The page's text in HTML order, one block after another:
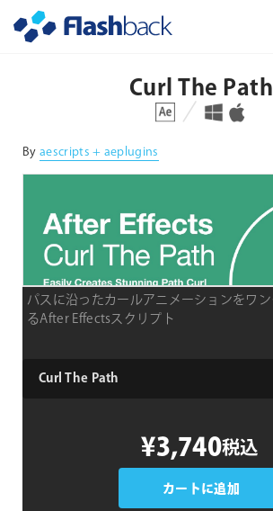
Curl The Path
対応プラットフォーム 対応OS
By aescripts + aeplugins
パスに沿ったカールアニメーションをワ
るAfter Effectsスクリプト
type
¥3,740税込
カートに追加